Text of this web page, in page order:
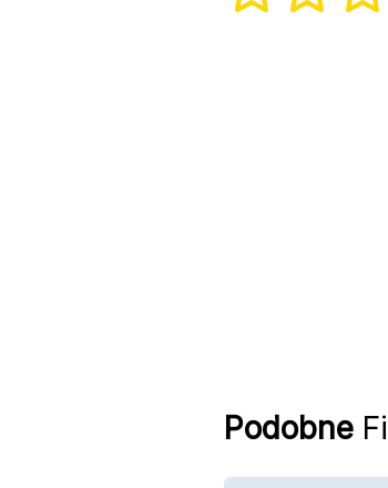
Podobne